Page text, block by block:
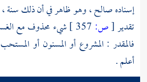
إسناده صالح ، وهو ظاهر في أن ذلك سنة
تقدير[ص:
شيء محذوف مع
فالمقدر : المشروع أو المسنون أو
أعلم .